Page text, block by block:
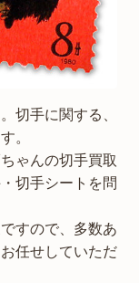
切手に関する、
。
ゃんの切手買取
切手シートを問
すので、多数あ
任せしていただ